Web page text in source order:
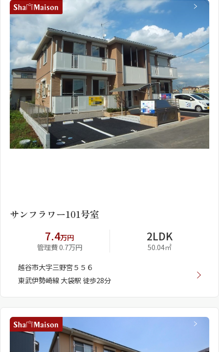
サンフラワー101号室
7.4万円
管理費 0.7万円
2LDK
50.04㎡
越谷市大字三野宮５５６
東武伊勢崎線 大袋駅 徒歩28分